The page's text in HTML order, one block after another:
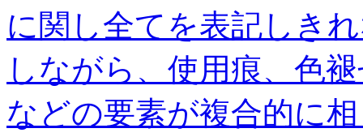
に関し全てを表記しき
しながら、使用痕、色
などの要素が複合的に